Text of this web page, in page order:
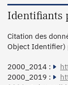
Identifiants
Citation des
Object Identifier)
2000_2014 :
2000_2019 :